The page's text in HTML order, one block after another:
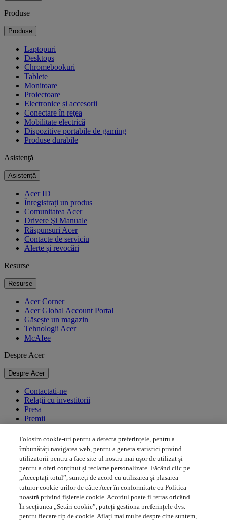
Produse
Produse
Laptopuri
Desktops
Chromebookuri
Tablete
Monitoare
Proiectoare
Electronice și accesorii
Conectare în reţea
Mobilitate electrică
Dispozitive portabile de gaming
Produse durabile
Asistenţă
Asistenţă
Acer ID
Înregistrați un produs
Comunitatea Acer
Drivere Şi Manuale
Răspunsuri Acer
Contacte de serviciu
Alerte și revocări
Resurse
Resurse
Acer Corner
Acer Global Account Portal
Găsește un magazin
Tehnologii Acer
McAfee
Despre Acer
Despre Acer
Contactati-ne
Relaţii cu investitorii
Presa
Premii
Evenimente
Durabilitate
Durabilitate
Responsabilitate socială a corporației
Amprenta de carbon a produselor
Project Humanity
Earthion
Folosim cookie-uri pentru a detecta preferințele, pentru a
îmbunătăți navigarea web, pentru a genera statistici privind
utilizatorii pentru a face site-ul nostru mai ușor de utilizat și
pentru a oferi conținut și reclame personalizate. Făcând clic pe
„Acceptați totul”, sunteți de acord cu utilizarea și plasarea
tuturor cookie-urilor de către Acer în conformitate cu Politica
noastră privind fișierele cookie. Acordul poate fi retras oricând.
În secțiunea „Setări cookie”, puteți gestiona preferințele dvs.
pentru fiecare tip de cookie. Aflați mai multe despre cine suntem,